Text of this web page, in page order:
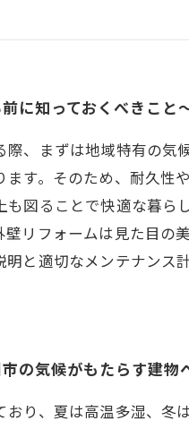
気をつけるポイントと失
メンテナンスと長持ちさ
信頼できる外壁リフォー
に知っておくべきこと
、まずは地域特有の
す。そのため、耐久
図ることで快適な暮
リフォームは見た目
と適切なメンテナン
の気候がもたらす建物
り、夏は高温多湿、